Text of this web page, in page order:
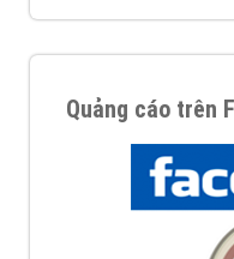
Quảng cáo trên